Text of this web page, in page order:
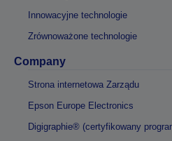
Innowacyjne technologie
Zrównoważone technologie
Company
Strona internetowa Zarządu
Epson Europe Electronics
Digigraphie® (certyfikowany